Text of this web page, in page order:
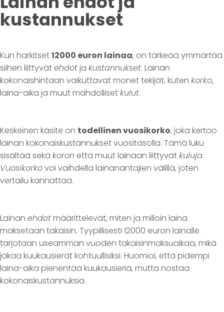
kustannukset
Kun harkitset12000 euron lainaa, on tärkeää ymmärtää
siihen liittyvätehdotja kustannukset. Lainan
kokonaishintaan vaikuttavat monet tekijät, kuten korko,
laina-aika ja muut mahdollisetkulut.
Keskeinen käsite on todellinen vuosikorko, joka kertoo
lainan kokonaiskustannukset vuositasolla. Tämä luku
sisältää sekä koron että muut lainaan liittyvätkuluja.
Vuosikorkovoi vaihdella lainanantajien välillä, joten
vertailu kannattaa.
Lainan ehdotmäärittelevät, miten ja milloin laina
maksetaan takaisin. Tyypillisesti 12000 euron lainalle
tarjotaan useamman vuoden takaisinmaksuaikaa, mikä
jakaa kuukausierät kohtuullisiksi. Huomioi, että pidempi
laina-aika pienentää kuukausieriä, mutta nostaa
kokonaiskustannuksia.